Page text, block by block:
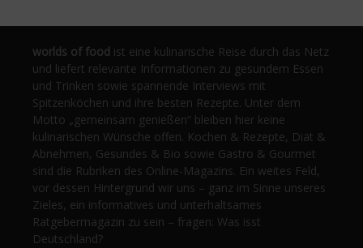
worlds of food ist eine kulinarische Reise durch das Netz
und liefert relevante Informationen zu gesundem Essen
und Trinken sowie spannende Interviews mit
Spitzenköchen und ihre besten Rezepte. Unter dem
Motto „gemeinsam genießen“ bleiben hier keine
kulinarischen Wünsche offen. Kochen & Rezepte, Diät &
Abnehmen, Gesundes & Bio sowie Gastro & Gourmet
sind die Rubriken des Online-Magazins. Ein weites Feld,
vor dessen Hintergrund wir uns – ganz im Sinne unseres
Zieles, ein informatives und unterhaltsames
Ratgebermagazin zu sein – fragen: Was isst
Deutschland?